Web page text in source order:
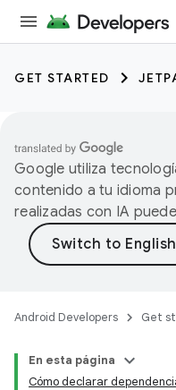
GET STARTED
Google utiliza
contenido a tu idioma
realizadas con IA
Android Developers Get
En esta página
Cómo declarar